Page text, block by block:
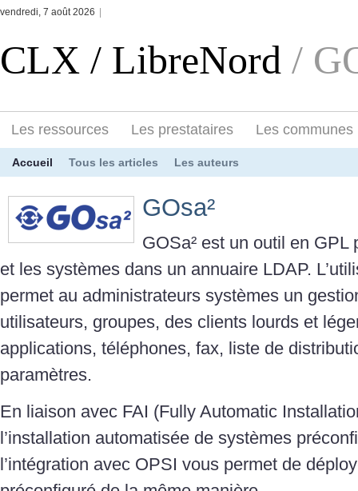
vendredi, 7 août 2026
CLX / LibreNord /
Les ressources Les prestataires Les communes
Accueil Tous les articles Les auteurs
GOsa²
GOSa² est un outil en GPL
et les systèmes dans un annuaire LDAP.
permet au administrateurs systèmes un
utilisateurs, groupes, des clients lourds et
applications, téléphones, fax, liste de
paramètres.
En liaison avec FAI (Fully Automatic
l’installation automatisée de systèmes
l’intégration avec OPSI vous permet de